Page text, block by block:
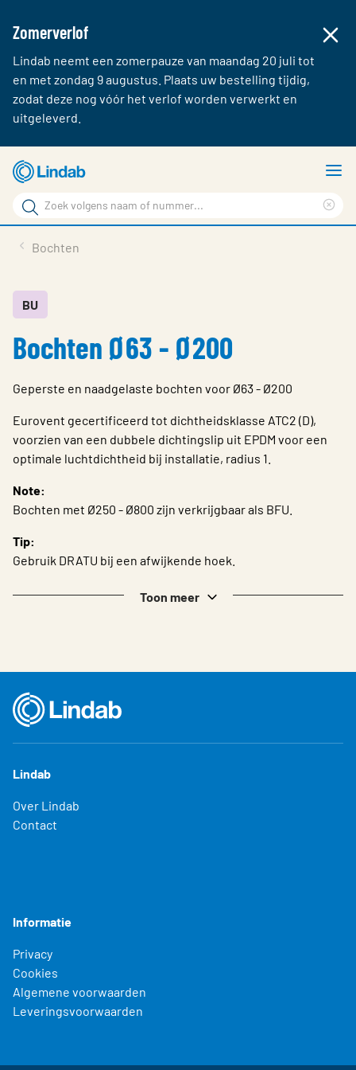
Zomerverlof
Lindab neemt een zomerpauze van maandag 20 juli tot
en met zondag 9 augustus. Plaats uw bestelling tijdig,
zodat deze nog vóór het verlof worden verwerkt en
uitgeleverd.
naar
hoofdinhoud
Zoek
Zoek
Contact
Inloggen
Bochten
BU
Bochten Ø63 - Ø200
Geperste en naadgelaste bochten voor Ø63 - Ø200
Eurovent gecertificeerd tot dichtheidsklasse ATC2 (D),
voorzien van een dubbele dichtingslip uit EPDM voor een
optimale luchtdichtheid bij installatie, radius 1.
Note:
Bochten met Ø250 - Ø800 zijn verkrijgbaar als BFU.
Tip:
Gebruik DRATU bij een afwijkende hoek.
Toon meer
Lindab
Over Lindab
Contact
Informatie
Privacy
Cookies
Algemene voorwaarden
Leveringsvoorwaarden